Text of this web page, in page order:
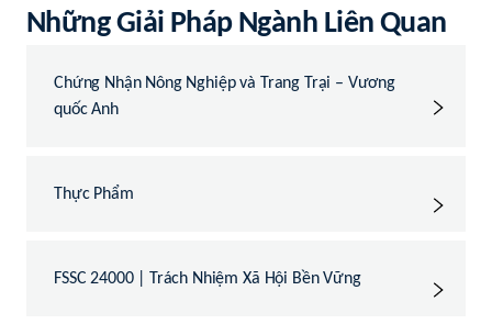
Những Giải Pháp Ngành Liên Quan
Chứng Nhận Nông Nghiệp và Trang Trại – Vương
quốc Anh
Thực Phẩm
FSSC 24000 | Trách Nhiệm Xã Hội Bền Vững